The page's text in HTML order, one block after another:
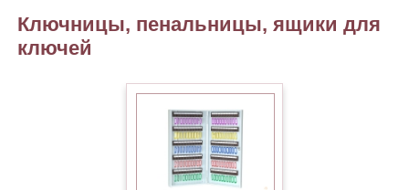
Ключницы, пенальницы, ящики для
ключей